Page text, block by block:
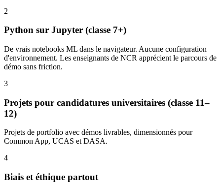
2
Python sur Jupyter (classe 7+)
De vrais notebooks ML dans le navigateur. Aucune configuration
d'environnement. Les enseignants de NCR apprécient le parcours de
démo sans friction.
3
Projets pour candidatures universitaires (classe 11–
12)
Projets de portfolio avec démos livrables, dimensionnés pour
Common App, UCAS et DASA.
4
Biais et éthique partout